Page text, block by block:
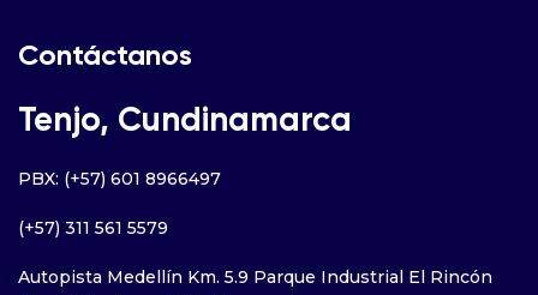
Contáctanos
Tenjo, Cundinamarca
PBX: (+57) 601 8966497
(+57) 311 561 5579
Autopista Medellín Km. 5.9 Parque Industrial El Rincón